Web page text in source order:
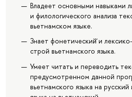
Владеет основными навыками
и филологического анализа
вьетнамском языке.
Знает фонетический̆ и
строй вьетнамского языка.
Умеет читать и переводить
предусмотренном данной
вьетнамского языка на русский